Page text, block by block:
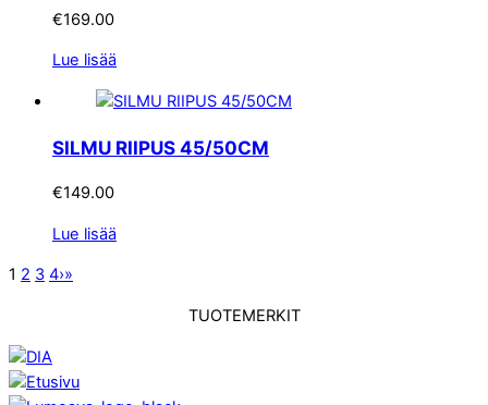
€169.00
Lue lisää
SILMU RIIPUS 45/50CM
€149.00
Lue lisää
1 2 3 4›»
TUOTEMERKIT